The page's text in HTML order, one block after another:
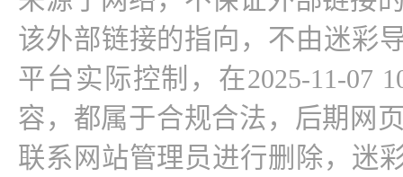
该外部链接的指向，不由迷彩
平台实际控制，在2025-11-07
容，都属于合规合法，后期网
联系网站管理员进行删除，迷